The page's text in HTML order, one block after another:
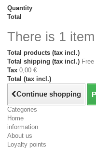
Quantity
Total
There is 1
Total products (tax incl.)
Total shipping (tax incl.)
Tax 0,00 €
Total (tax incl.)
Continue shopping
Categories
Home
information
About us
Loyalty points